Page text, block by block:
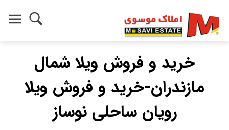
خرید و فروش ویلا شمال
مازندران-خرید و فروش ویلا
رویان ساحلی نوساز